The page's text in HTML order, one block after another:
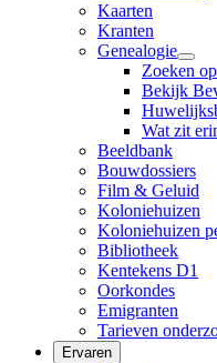
Kaarten
Kranten
Genealogie
Zoeken
Bekijk
Wat zit
Beeldbank
Bouwdossiers
Film & Geluid
Koloniehuizen
Koloniehuizen
Bibliotheek
Kentekens D1
Oorkondes
Emigranten
Tarieven
Ervaren